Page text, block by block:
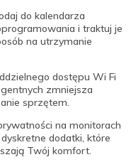
do kalendarza
i traktuj je
na utrzymanie
dostępu Wi Fi
zmniejsza
sprzętem.
na monitorach
dodatki, które
Twój komfort.